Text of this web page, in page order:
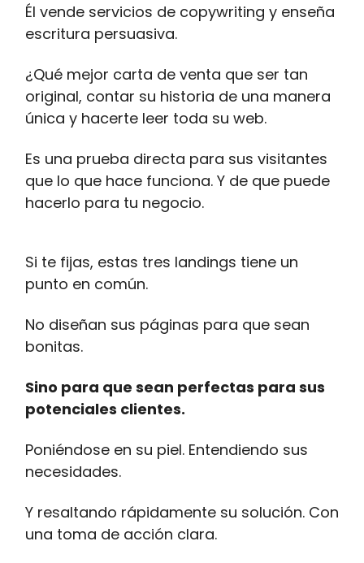
Él vende servicios de copywriting y enseña
escritura persuasiva.
¿Qué mejor carta de venta que ser tan
original, contar su historia de una manera
única y hacerte leer toda su web.
Es una prueba directa para sus visitantes
que lo que hace funciona. Y de que puede
hacerlo para tu negocio.
Si te fijas, estas tres landings tiene un
punto en común.
No diseñan sus páginas para que sean
bonitas.
Sino para que sean perfectas para sus
potenciales clientes.
Poniéndose en su piel. Entendiendo sus
necesidades.
Y resaltando rápidamente su solución. Con
una toma de acción clara.